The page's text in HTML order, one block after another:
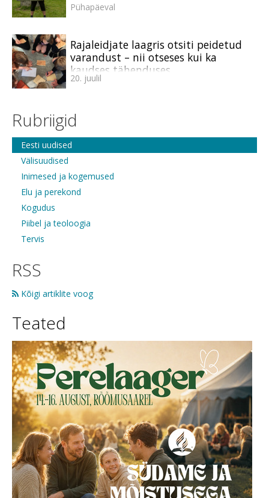
Pühapäeval
Rajaleidjate laagris otsiti peidetud
varandust – nii otseses kui ka
kaudses tähenduses
20. juulil
Rubriigid
Eesti uudised
Välisuudised
Inimesed ja kogemused
Elu ja perekond
Kogudus
Piibel ja teoloogia
Tervis
RSS
Kõigi artiklite voog
Teated